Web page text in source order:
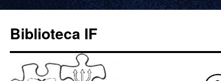
Biblioteca IF